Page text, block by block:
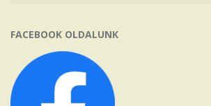
FACEBOOK OLDALUNK